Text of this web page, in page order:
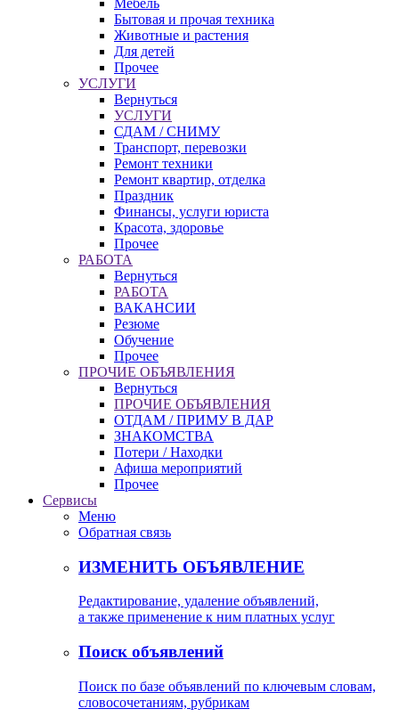
Бытовая и прочая техника
Животные и растения
Для детей
Прочее
УСЛУГИ
Вернуться
УСЛУГИ
СДАМ / СНИМУ
Транспорт, перевозки
Ремонт техники
Ремонт квартир, отделка
Праздник
Финансы, услуги юриста
Красота, здоровье
Прочее
РАБОТА
Вернуться
РАБОТА
ВАКАНСИИ
Резюме
Обучение
Прочее
ПРОЧИЕ ОБЪЯВЛЕНИЯ
Вернуться
ПРОЧИЕ ОБЪЯВЛЕНИЯ
ОТДАМ / ПРИМУ В ДАР
ЗНАКОМСТВА
Потери / Находки
Афиша мероприятий
Прочее
Сервисы
Меню
Обратная связь
ИЗМЕНИТЬ ОБЪЯВЛЕНИЕ
Редактирование, удаление объявлений,
а также применение к ним платных услуг
Поиск объявлений
Поиск по базе объявлений по ключевым словам,
словосочетаниям, рубрикам